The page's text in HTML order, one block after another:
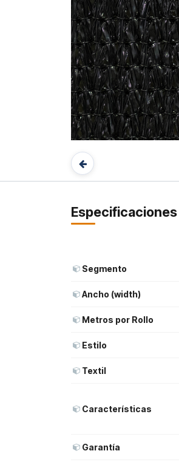
Especificaciones
Segmento
Ancho (width)
Metros por Rollo
Estilo
Textil
Características
Garantía